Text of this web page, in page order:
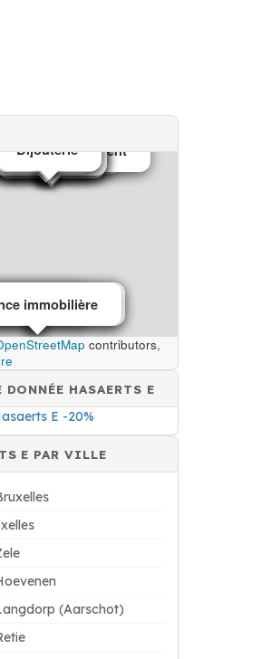
Médecin
Médecin
Menuisier
de vêtement
d'intérieur
d'intérieur
photographe
immobilière
de Déménagement
Architecte
Architecte
Architecte
Architecte
Assurance
Assurance
Banque
Bijouterie
Bijouterie
Bijouterie
contributors,
DONNÉE HASAERTS E
E -20%
E PAR VILLE
(Aarschot)